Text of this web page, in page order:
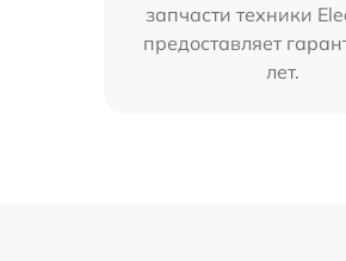
запчасти техники
предоставляет
лет.